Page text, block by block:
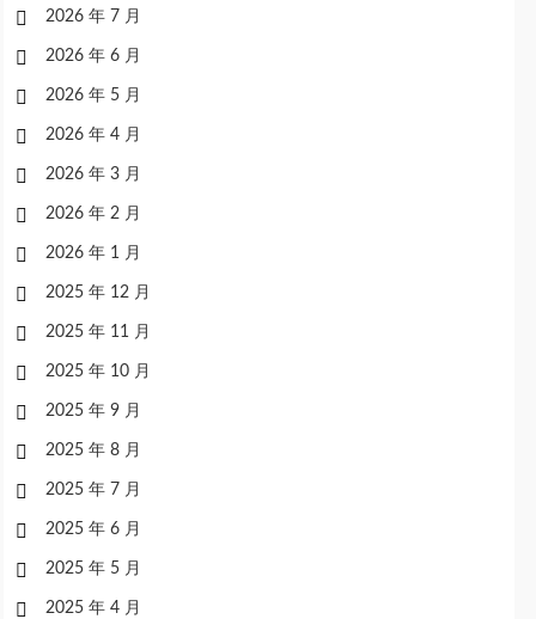
2026 年 7 月
2026 年 6 月
2026 年 5 月
2026 年 4 月
2026 年 3 月
2026 年 2 月
2026 年 1 月
2025 年 12 月
2025 年 11 月
2025 年 10 月
2025 年 9 月
2025 年 8 月
2025 年 7 月
2025 年 6 月
2025 年 5 月
2025 年 4 月